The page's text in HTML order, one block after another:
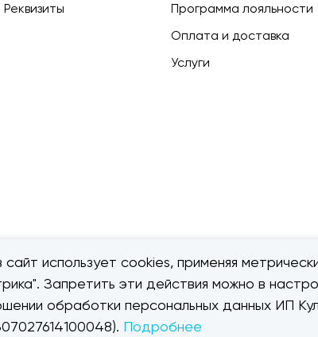
использует cookies, применяя
Запретить эти действия можно в
обработки персональных данных ИП
Подробнее
Реквизиты
Программа лояльности
Оплата и доставка
Услуги